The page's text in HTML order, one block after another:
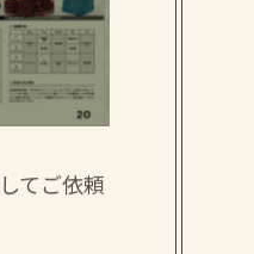
てご依頼